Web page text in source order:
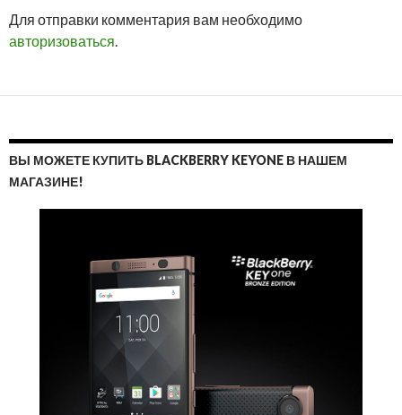
Для отправки комментария вам необходимо
авторизоваться
ВЫ МОЖЕТЕ КУПИТЬ BLACKBERRY KEYONE В НАШЕМ
МАГАЗИНЕ!